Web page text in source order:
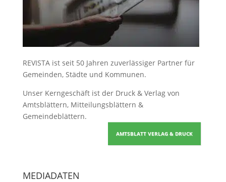
REVISTA ist seit 50 Jahren zuverlässiger Partner für
Gemeinden, Städte und Kommunen.
Unser Kerngeschäft ist der Druck & Verlag von
Amtsblättern, Mitteilungsblättern &
Gemeindeblättern.
AMTSBLATT VERLAG & DRUCK
MEDIADATEN